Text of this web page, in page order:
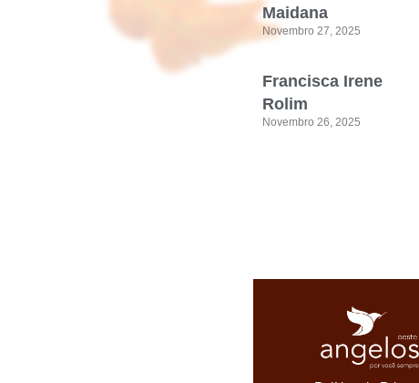
Maidana
Novembro 27, 2025
Francisca Irene
Rolim
Novembro 26, 2025